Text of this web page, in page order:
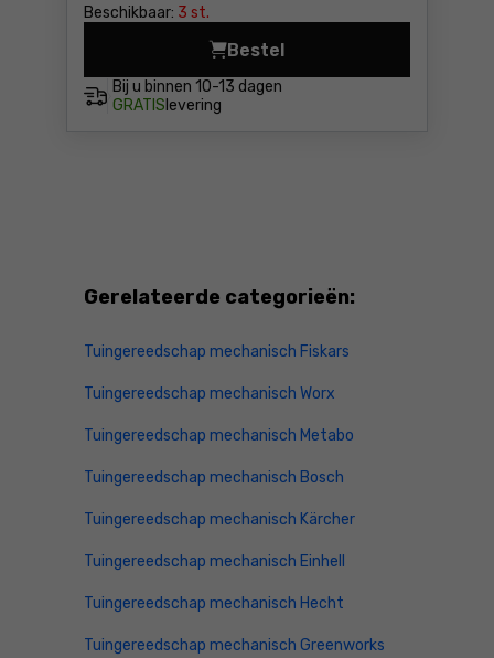
Beschikbaar: 3 st.
Bij u binnen 10-13 dagen
GRATIS levering
Bestel
Veegmachine Makita XGT
Gerelateerde categorieën:
Tuingereedschap mechanisch Fiskars
Tuingereedschap mechanisch Worx
Tuingereedschap mechanisch Metabo
Tuingereedschap mechanisch Bosch
Tuingereedschap mechanisch Kärcher
Tuingereedschap mechanisch Einhell
Tuingereedschap mechanisch Hecht
Tuingereedschap mechanisch Greenworks